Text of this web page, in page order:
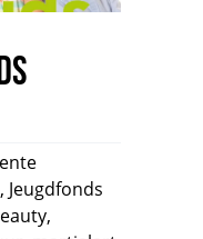
, Jeugdfonds
,